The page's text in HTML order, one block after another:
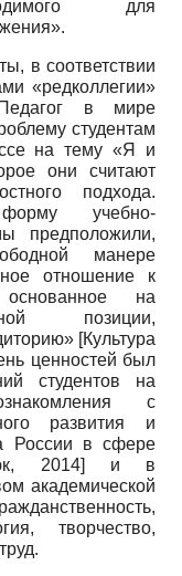
для
в соответствии
«редколлегии»
в мире
студентам
на тему «Я и
они считают
подхода.
учебно-
предположили,
манере
отношение к
на
позиции,
[Культура
ценностей был
студентов на
с
развития и
России в сфере
2014]
и в
академической
творчество,